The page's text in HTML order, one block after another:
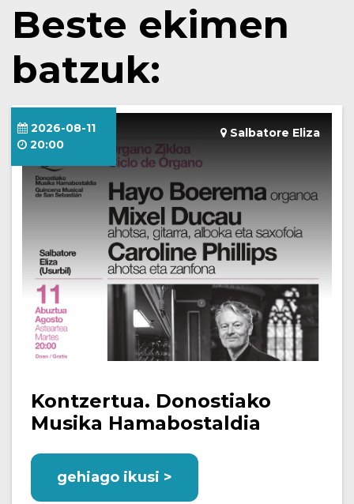
Beste ekimen
batzuk:
Salbatore Eliza
2026-08-11
20:00
Kontzertua. Donostiako
Musika Hamabostaldia
gehiago ikusi >